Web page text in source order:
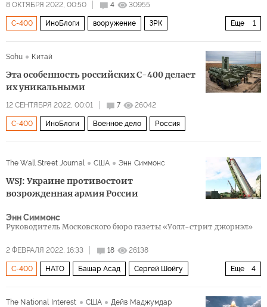
8 ОКТЯБРЯ 2022, 00:50 4 30955
Еще 1
С-400 ИноБлоги вооружение ЗРК
Sohu
Китай
Эта особенность российских С-400 делает
их уникальными
12 СЕНТЯБРЯ 2022, 00:01 7 26042
С-400 ИноБлоги Военное дело Россия
The Wall Street Journal США Энн Симмонс
WSJ: Украине противостоит
возрожденная армия России
Энн Симмонс
Руководитель Московского бюро газеты «Уолл-стрит джорнэл»
2 ФЕВРАЛЯ 2022, 16:33 18 26138
Еще 4
С-400 НАТО Башар Асад Сергей Шойгу
The National Interest США Дейв Маджумдар